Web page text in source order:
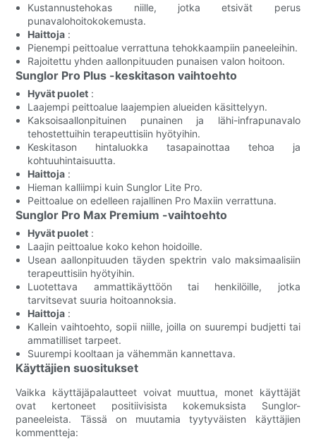
Kustannustehokas niille, jotka etsivät perus
punavalohoitokokemusta.
Haittoja :
Pienempi peittoalue verrattuna tehokkaampiin paneeleihin.
Rajoitettu yhden aallonpituuden punaisen valon hoitoon.
Sunglor Pro Plus -keskitason vaihtoehto
Hyvät puolet :
Laajempi peittoalue laajempien alueiden käsittelyyn.
Kaksoisaallonpituinen punainen ja lähi-infrapunavalo
tehostettuihin terapeuttisiin hyötyihin.
Keskitason hintaluokka tasapainottaa tehoa ja
kohtuuhintaisuutta.
Haittoja :
Hieman kalliimpi kuin Sunglor Lite Pro.
Peittoalue on edelleen rajallinen Pro Maxiin verrattuna.
Sunglor Pro Max Premium -vaihtoehto
Hyvät puolet :
Laajin peittoalue koko kehon hoidoille.
Usean aallonpituuden täyden spektrin valo maksimaalisiin
terapeuttisiin hyötyihin.
Luotettava ammattikäyttöön tai henkilöille, jotka
tarvitsevat suuria hoitoannoksia.
Haittoja :
Kallein vaihtoehto, sopii niille, joilla on suurempi budjetti tai
ammatilliset tarpeet.
Suurempi kooltaan ja vähemmän kannettava.
Käyttäjien suositukset
Vaikka käyttäjäpalautteet voivat muuttua, monet käyttäjät
ovat kertoneet positiivisista kokemuksista Sunglor-
paneeleista. Tässä on muutamia tyytyväisten käyttäjien
kommentteja: